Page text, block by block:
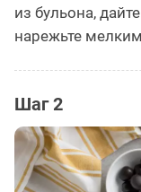
из бульона,
нарежьте
Шаг 2